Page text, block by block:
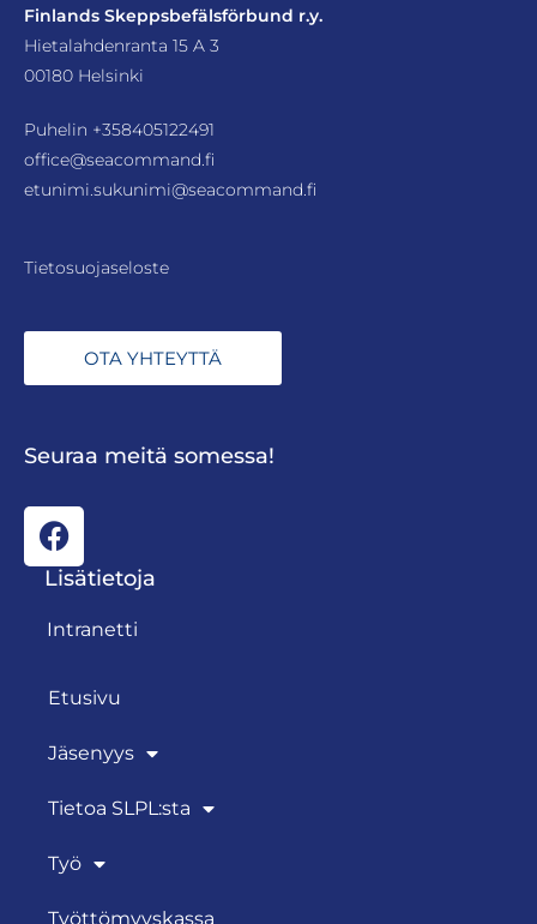
Finlands Skeppsbefälsförbund r.y.
Hietalahdenranta 15 A 3
00180 Helsinki
Puhelin +358405122491
office@seacommand.fi
etunimi.sukunimi@seacommand.fi
Tietosuojaseloste
OTA YHTEYTTÄ
Seuraa meitä somessa!
Lisätietoja
Intranetti
Etusivu
Jäsenyys
Tietoa SLPL:sta
Työ
Työttömyyskassa